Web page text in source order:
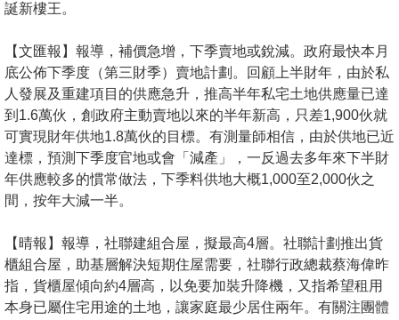
誕新樓王。
【文匯報】報導，補價急增，下季賣地或銳減。政府最快本月
底公佈下季度（第三財季）賣地計劃。回顧上半財年，由於私
人發展及重建項目的供應急升，推高半年私宅土地供應量已達
到1.6萬伙，創政府主動賣地以來的半年新高，只差1,900伙就
可實現財年供地1.8萬伙的目標。有測量師相信，由於供地已近
達標，預測下季度官地或會「減產」，一反過去多年來下半財
年供應較多的慣常做法，下季料供地大概1,000至2,000伙之
間，按年大減一半。
【晴報】報導，社聯建組合屋，擬最高4層。社聯計劃推出貨
櫃組合屋，助基層解決短期住屋需要，社聯行政總裁蔡海偉昨
指，貨櫃屋傾向約4層高，以免要加裝升降機，又指希望租用
本身已屬住宅用途的土地，讓家庭最少居住兩年。有關注團體